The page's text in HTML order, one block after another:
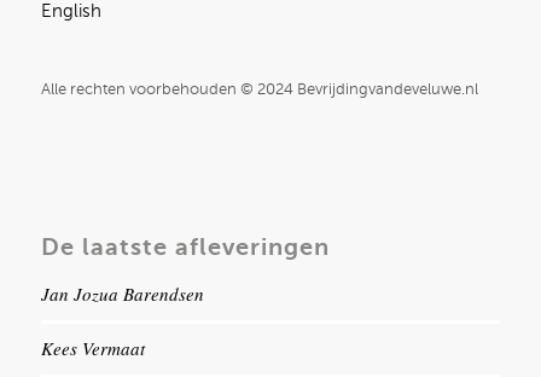
English
Alle rechten voorbehouden © 2024 Bevrijdingvandeveluwe.nl
De laatste afleveringen
Jan Jozua Barendsen
Kees Vermaat